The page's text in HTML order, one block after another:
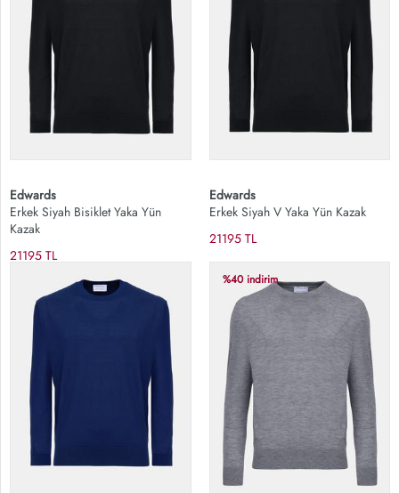
Edwards
Erkek Siyah Bisiklet Yaka Yün
Kazak
21195 TL
Edwards
Erkek Siyah V Yaka Yün Kazak
21195 TL
%40 indirim